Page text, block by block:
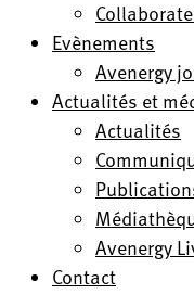
Evènements
Avenergy
Actualités et
Actualités
Avenergy
Contact